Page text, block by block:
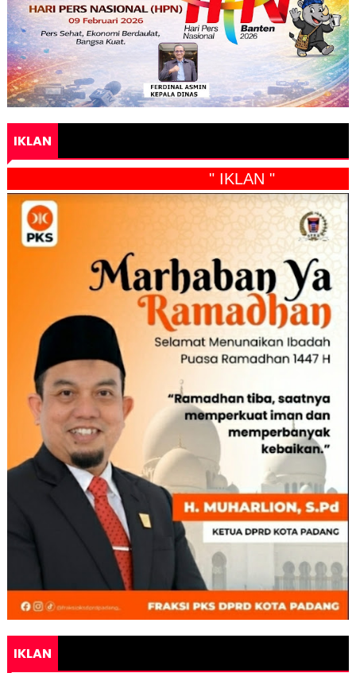
IKLAN
" IKLAN "
IKLAN